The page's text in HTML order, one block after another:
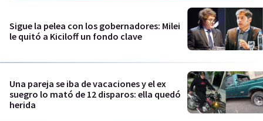
Sigue la pelea con los gobernadores: Milei
le quitó a Kiciloff un fondo clave
Una pareja se iba de vacaciones y el ex
suegro lo mató de 12 disparos: ella quedó
herida